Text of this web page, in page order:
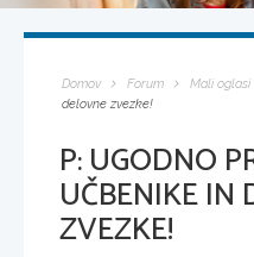
Domov Forum Mali oglasi
delovne zvezke!
P: UGODNO
UČBENIKE IN
ZVEZKE!